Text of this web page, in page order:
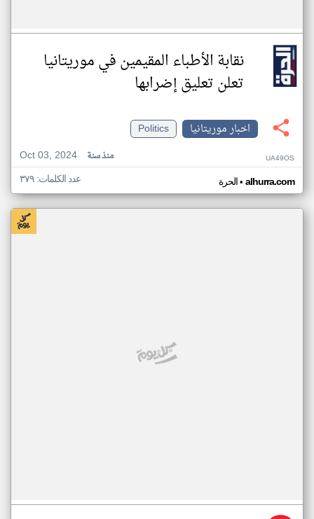
نقابة الأطباء المقيمين في موريتانيا
تعلن تعليق إضرابها
اخبار موريتانيا
Politics
Oct 03, 2024
منذ سنة UA49OS
الحرة• alhurra.com عدد الكلمات: ٣٧٩